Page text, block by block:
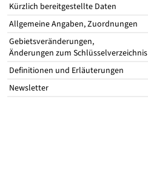
Kürzlich bereitgestellte Daten
Allgemeine Angaben, Zuordnungen
Gebietsveränderungen,
Änderungen zum Schlüsselverzeichnis
Definitionen und Erläuterungen
Newsletter